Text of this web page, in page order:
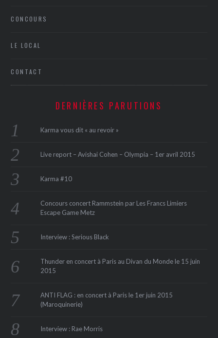
CONCOURS
LE LOCAL
CONTACT
DERNIÈRES PARUTIONS
Karma vous dit « au revoir »
Live report – Avishai Cohen – Olympia – 1er avril 2015
Karma #10
Concours concert Rammstein par Les Francs Limiers
Escape Game Metz
Interview : Serious Black
Thunder en concert à Paris au Divan du Monde le 15 juin
2015
ANTI FLAG : en concert à Paris le 1er juin 2015
(Maroquinerie‏)
Interview : Rae Morris